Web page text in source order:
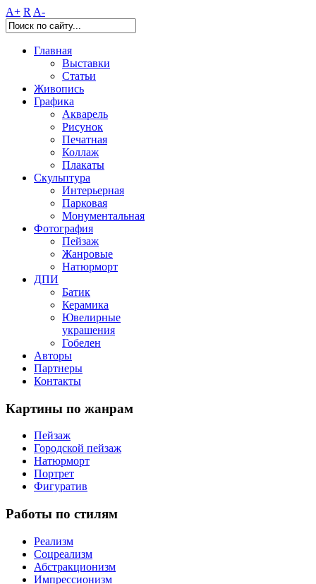
A+ R A-
Главная
Выставки
Статьи
Живопись
Графика
Акварель
Рисунок
Печатная
Коллаж
Плакаты
Скульптура
Интерьерная
Парковая
Монументальная
Фотография
Пейзаж
Жанровые
Натюрморт
ДПИ
Батик
Керамика
Ювелирные
украшения
Гобелен
Авторы
Партнеры
Контакты
Картины по жанрам
Пейзаж
Городской пейзаж
Натюрморт
Портрет
Фигуратив
Работы по стилям
Реализм
Соцреализм
Абстракционизм
Импрессионизм